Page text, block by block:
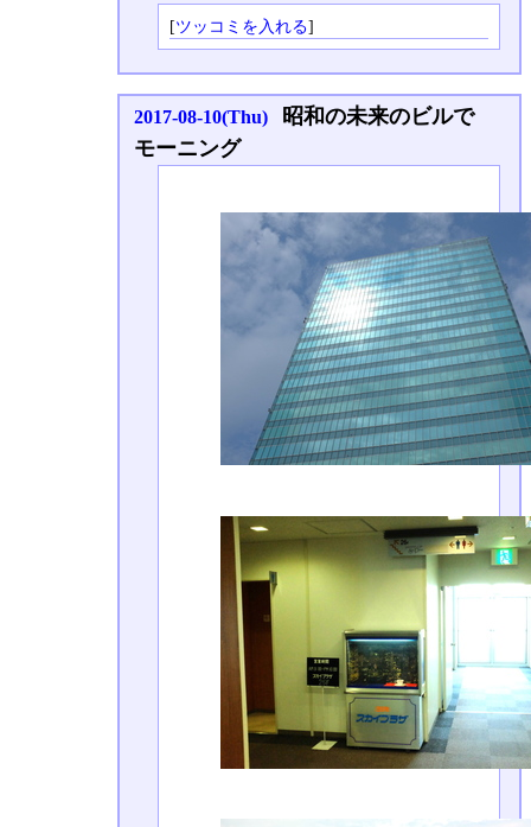
[ツッコミを入れる]
2017-08-10(Thu)
昭和の未来のビルで
モーニング